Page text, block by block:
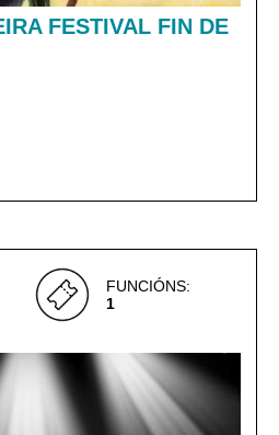
FESTIVAL FIN DE
FUNCIÓNS:
1